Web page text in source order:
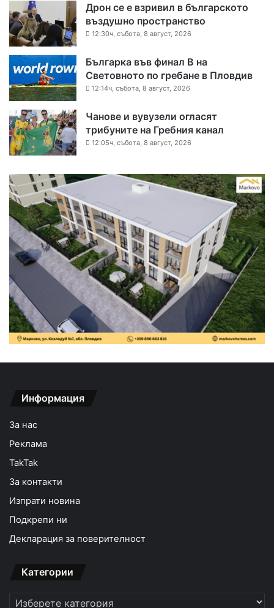
Дрон се е взривил в българското
въздушно пространство
12:30ч, събота, 8 август, 2026
Българка във финал B на
Световното по гребане в Пловдив
12:14ч, събота, 8 август, 2026
Чанове и вувузели огласят
трибуните на Гребния канал
12:05ч, събота, 8 август, 2026
Информация
За нас
Реклама
TakTak
За контакти
Изпрати новина
Подкрепи ни
Декларация за поверителност
Категории
Категории